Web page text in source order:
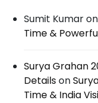
Sumit Kumaron
Time &
Surya Grahan
Detailson
Time & India